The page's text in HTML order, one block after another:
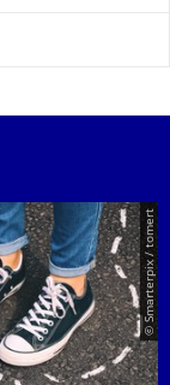
© Smarterpix / tomert